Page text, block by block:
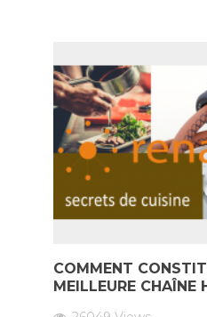
COMMENT
MEILLEURE CHAÎNE